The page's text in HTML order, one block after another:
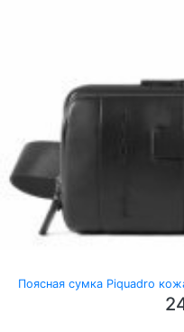
Поясная сумка Piquadro